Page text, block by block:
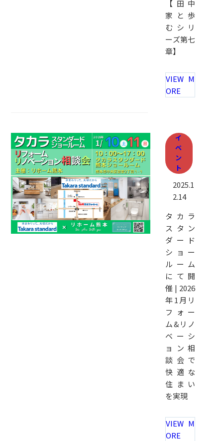
【田中
家と歩
むシリ
ーズ第七
章】
VIEW M
ORE
イ
ベ
ン
ト
2025.1
2.14
タカラ
スタン
ダード
ショー
ルーム
にて開
催 | 2026
年1月リ
フォー
ム&リノ
ベーシ
ョン相
談会で
快適な
住まい
を実現
VIEW M
ORE